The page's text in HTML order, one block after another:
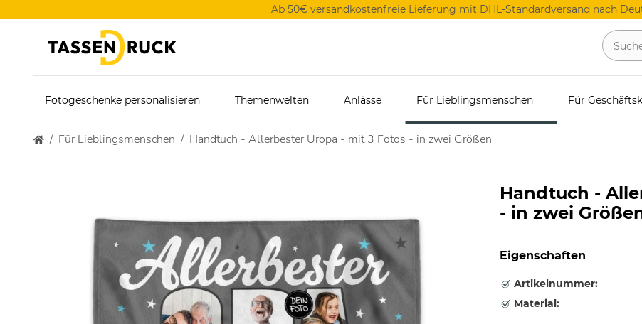
Ab 50€ versandkostenfreie Lieferung mit DHL-Standardversand nach
Fotogeschenke personalisieren Themenwelten Anlässe Für Lieblingsmenschen Für
Für Lieblingsmenschen Handtuch - Allerbester Uropa - mit 3 Fotos - in zwei Größen
Handtuch -
- in zwei
Eigenschaften
Artikelnummer:
Material: